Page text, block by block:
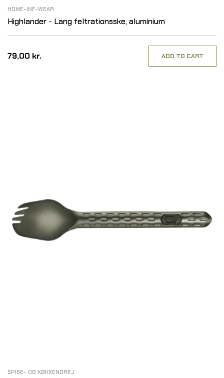
HOME-INF-WEAR
Highlander - Lang feltrationsske, aluminium
79,00 kr. ADD TO CART
SPISE- OG KØKKENGREJ